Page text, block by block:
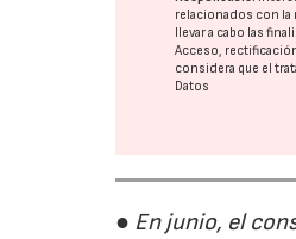
relacionados con la
llevar a cabo las
Acceso,
considera que el
Datos
● En junio, el